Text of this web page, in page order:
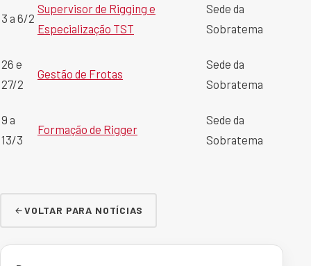
3 a 6/2
Supervisor de Rigging e
Especialização TST
Sede da
Sobratema
26 e
27/2
Gestão de Frotas
Sede da
Sobratema
9 a
13/3
Formação de Rigger
Sede da
Sobratema
VOLTAR PARA NOTÍCIAS